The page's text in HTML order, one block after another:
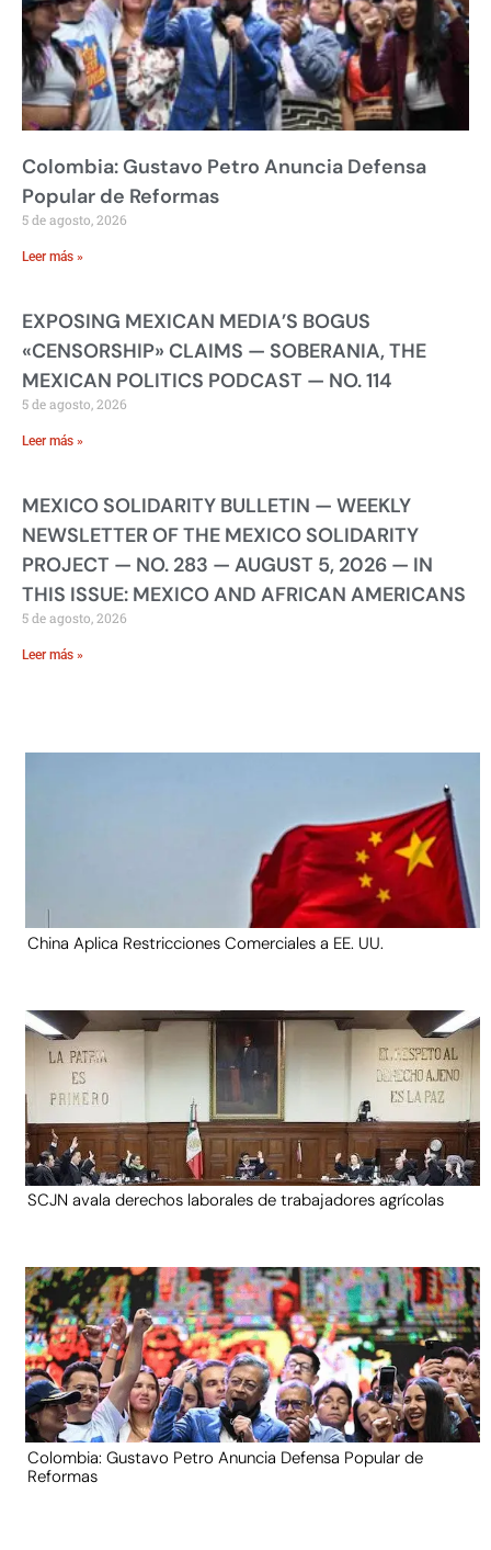
Colombia: Gustavo Petro Anuncia Defensa
Popular de Reformas
5 de agosto, 2026
Leer más »
EXPOSING MEXICAN MEDIA’S BOGUS
«CENSORSHIP» CLAIMS — SOBERANIA, THE
MEXICAN POLITICS PODCAST — NO. 114
5 de agosto, 2026
Leer más »
MEXICO SOLIDARITY BULLETIN — WEEKLY
NEWSLETTER OF THE MEXICO SOLIDARITY
PROJECT — NO. 283 — AUGUST 5, 2026 — IN
THIS ISSUE: MEXICO AND AFRICAN AMERICANS
5 de agosto, 2026
Leer más »
China Aplica Restricciones Comerciales a EE. UU.
SCJN avala derechos laborales de trabajadores agrícolas
Colombia: Gustavo Petro Anuncia Defensa Popular de
Reformas